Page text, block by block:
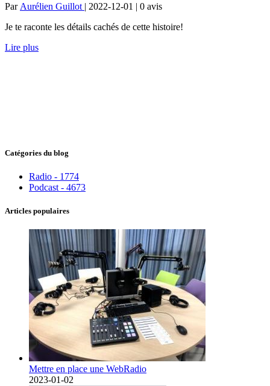
Par Aurélien Guillot | 2022-12-01 | 0 avis
Je te raconte les détails cachés de cette histoire!
Lire plus
Catégories du blog
Radio - 1774
Podcast - 4673
Articles populaires
Mettre en place une WebRadio
2023-01-02